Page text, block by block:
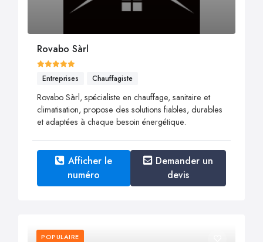
Rovabo Sàrl
Entreprises Chauffagiste
Rovabo Sàrl, spécialiste en chauffage, sanitaire et
climatisation, propose des solutions fiables, durables
et adaptées à chaque besoin énergétique.
Afficher le
numéro
Demander un
devis
POPULAIRE